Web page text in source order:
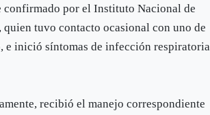
confirmado por el Instituto Nacional de
tuvo contacto ocasional con uno de
e inició síntomas de infección respiratoria
recibió el manejo correspondiente